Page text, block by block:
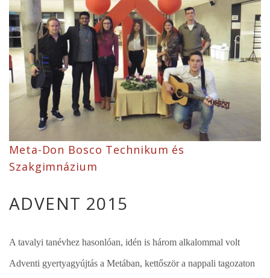
Meta-Don Bosco Technikum és
Szakgimnázium
ADVENT 2015
A tavalyi tanévhez hasonlóan, idén is három alkalommal volt
Adventi gyertyagyújtás a Metában, kettőször a nappali tagozaton